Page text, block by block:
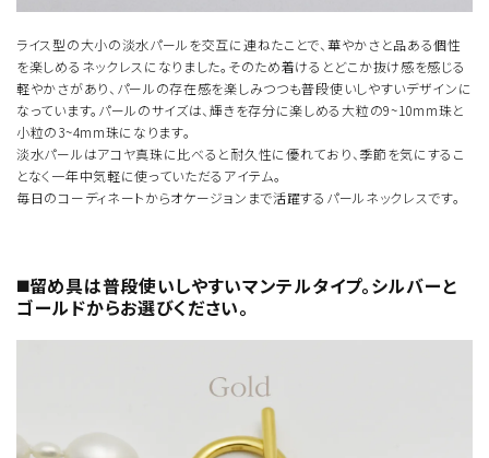
ライス型の大小の淡水パールを交互に連ねたことで、華やかさと品ある個性
を楽しめるネックレスになりました。そのため着けるとどこか抜け感を感じる
軽やかさがあり、パールの存在感を楽しみつつも普段使いしやすいデザインに
なっています。パールのサイズは、輝きを存分に楽しめる大粒の9~10mm珠と
小粒の3~4mm珠になります。
淡水パールはアコヤ真珠に比べると耐久性に優れており、季節を気にするこ
となく一年中気軽に使っていただるアイテム。
毎日のコーディネートからオケージョンまで活躍するパールネックレスです。
◼️留め具は普段使いしやすいマンテルタイプ。シルバーと
ゴールドからお選びください。